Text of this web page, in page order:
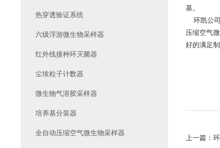
基。
环凯公司
压缩空气
好的满足
上一篇：
热穿透验证系统
六级浮游微生物采样器
红外线接种环灭菌器
尘埃粒子计数器
微生物气溶胶采样器
培养基分装器
全自动压缩空气微生物采样器